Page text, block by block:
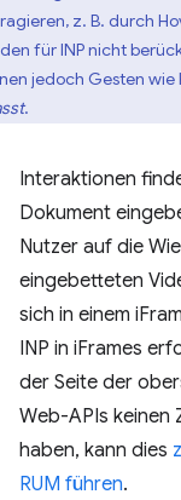
z. B. durch
für INP nicht
jedoch Gesten wie
.
Interaktionen
Dokument
Nutzer auf die
eingebetteten
sich in einem
INP in iFrames
der Seite der
Web-APIs keinen
haben, kann dies
RUM führen.